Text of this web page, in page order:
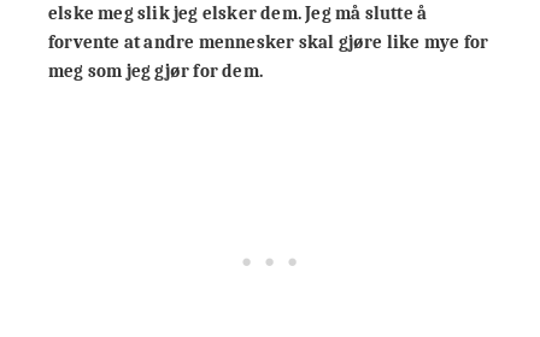
elske meg slik jeg elsker dem. Jeg må slutte å
forvente at andre mennesker skal gjøre like mye for
meg som jeg gjør for dem.